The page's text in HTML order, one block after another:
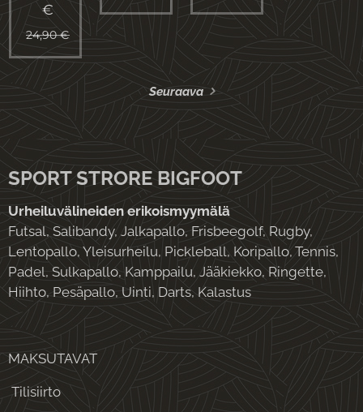
€
24,90€
Seuraava
SPORT STRORE BIGFOOT
Urheiluvälineiden erikoismyymälä
Futsal, Salibandy, Jalkapallo, Frisbeegolf, Rugby,
Lentopallo, Yleisurheilu, Pickleball, Koripallo, Tennis,
Padel, Sulkapallo, Kamppailu, Jääkiekko, Ringette,
Hiihto, Pesäpallo, Uinti, Darts, Kalastus
MAKSUTAVAT
Tilisiirto